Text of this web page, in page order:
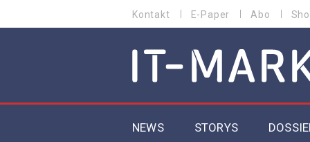
zum
MENU
Kontakt E-Paper Abo
MAIN NAVIGATION
NEWS STORYS